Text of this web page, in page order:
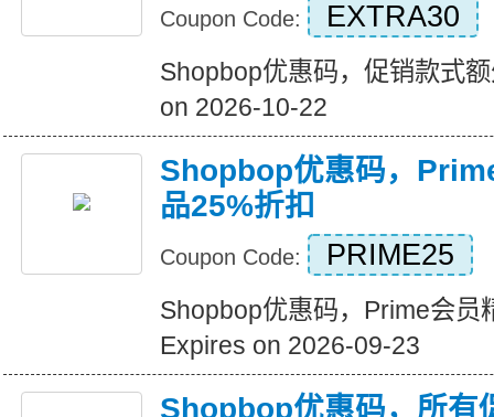
Coupon Code: EXTRA30
Shopbop优惠码，促销款式
on 2026-10-22
Shopbop优惠码，
品25%折扣
Coupon Code: PRIME25
Shopbop优惠码，Prime会员
Expires on 2026-09-23
Shopbop优惠码，所有